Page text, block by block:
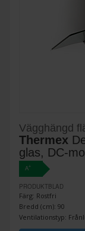
Vägghängd
Thermex
glas, DC-
A+
PRODUKTBLAD
Färg: Rostfri
Bredd (cm): 90
Ventilationstyp: